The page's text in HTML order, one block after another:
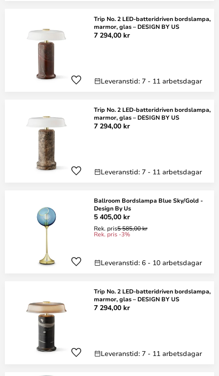
Trip No. 2 LED-batteridriven bordslampa,
marmor, glas – DESIGN BY US
7 294,00 kr
Leveranstid: 7 - 11 arbetsdagar
Trip No. 2 LED-batteridriven bordslampa,
marmor, glas – DESIGN BY US
7 294,00 kr
Leveranstid: 7 - 11 arbetsdagar
Ballroom Bordslampa Blue Sky/Gold -
Design By Us
5 405,00 kr
Rek. pris5 585,00 kr
Rek. pris -3%
Leveranstid: 6 - 10 arbetsdagar
Trip No. 2 LED-batteridriven bordslampa,
marmor, glas – DESIGN BY US
7 294,00 kr
Leveranstid: 7 - 11 arbetsdagar